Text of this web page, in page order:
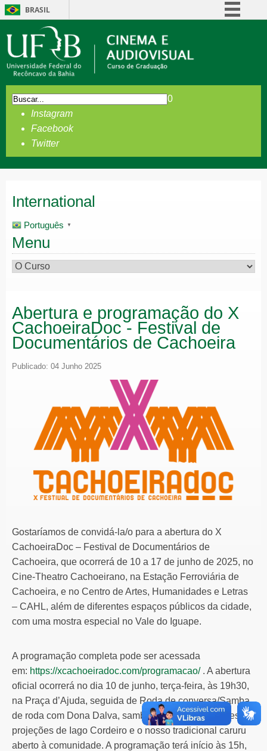
BRASIL
Comunica BR
Acesso à informação
Legislação
0
Instagram
Facebook
Twitter
International
Português ▼
Menu
Abertura e programação do X
CachoeiraDoc - Festival de
Documentários de Cachoeira
Publicado: 04 Junho 2025
Gostaríamos de convidá-la/o para a abertura do X
CachoeiraDoc – Festival de Documentários de
Cachoeira, que ocorrerá de 10 a 17 de junho de 2025, no
Cine-Theatro Cachoeirano, na Estação Ferroviária de
Cachoeira, e no Centro de Artes, Humanidades e Letras
– CAHL, além de diferentes espaços públicos da cidade,
com uma mostra especial no Vale do Iguape.
A programação completa pode ser acessada
em: https://xcachoeiradoc.com/programacao/. A abertura
oficial ocorrerá no dia 10 de junho, terça-feira, às 19h30,
na Praça d’Ajuda, seguida de Roda de conversa/Samba
de roda com Dona Dalva, sambadeiras e sambadores,
projeções de Iago Cordeiro e o nosso tradicional caruru
aberto à comunidade. A programação terá início às 15h,